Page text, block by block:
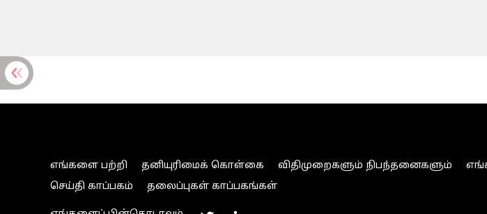
எங்களை பற்றி தனியுரிமைக் கொள்கை விதிமுறைகளும் நிபந்தனைகளும்
செய்தி காப்பகம்
தலைப்புகள் காப்பகங்கள்